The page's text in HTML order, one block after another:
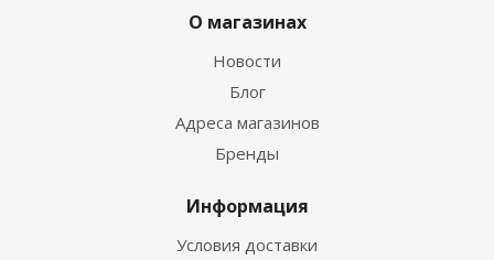
О магазинах
Новости
Блог
Адреса магазинов
Бренды
Информация
Условия доставки